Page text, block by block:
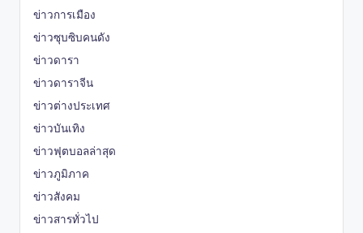
ข่าวการเมือง
ข่าวซุบซิบคนดัง
ข่าวดารา
ข่าวดาราจีน
ข่าวต่างประเทศ
ข่าวบันเทิง
ข่าวฟุตบอลล่าสุด
ข่าวภูมิภาค
ข่าวสังคม
ข่าวสารทั่วไป